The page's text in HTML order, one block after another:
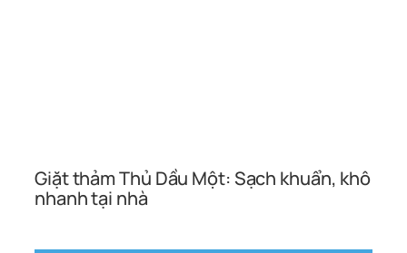
Giặt thảm Thủ Dầu Một: Sạch khuẩn, khô
nhanh tại nhà